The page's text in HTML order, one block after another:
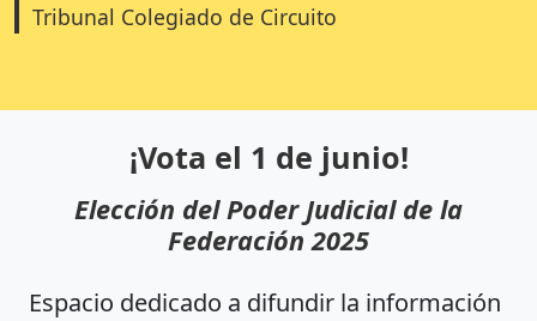
Tribunal Colegiado de Circuito
¡Vota el 1 de junio!
Elección del Poder Judicial de la
Federación 2025
Espacio dedicado a difundir la información